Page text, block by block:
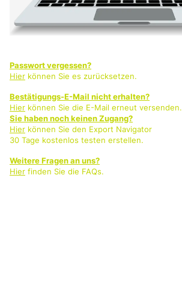
Passwort vergessen?
Hier können Sie es zurücksetzen.
Bestätigungs-E-Mail nicht erhalten?
Hier können Sie die E-Mail erneut versenden.
Sie haben noch keinen Zugang?
Hier können Sie den Export Navigator
30 Tage kostenlos testen erstellen.
Weitere Fragen an uns?
Hier finden Sie die FAQs.